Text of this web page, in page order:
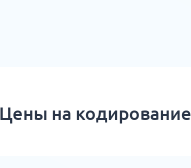
Цены на кодирование